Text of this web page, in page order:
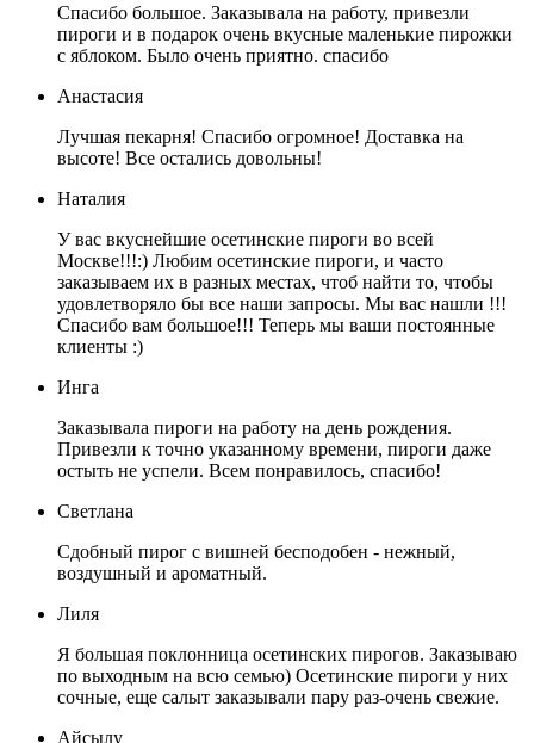
Спасибо большое. Заказывала на работу, привезли
пироги и в подарок очень вкусные маленькие пирожки
с яблоком. Было очень приятно. спасибо
Анастасия
Лучшая пекарня! Спасибо огромное! Доставка на
высоте! Все остались довольны!
Наталия
У вас вкуснейшие осетинские пироги во всей
Москве!!!:) Любим осетинские пироги, и часто
заказываем их в разных местах, чтоб найти то, чтобы
удовлетворяло бы все наши запросы. Мы вас нашли !!!
Спасибо вам большое!!! Теперь мы ваши постоянные
клиенты :)
Инга
Заказывала пироги на работу на день рождения.
Привезли к точно указанному времени, пироги даже
остыть не успели. Всем понравилось, спасибо!
Светлана
Сдобный пирог с вишней бесподобен - нежный,
воздушный и ароматный.
Лиля
Я большая поклонница осетинских пирогов. Заказываю
по выходным на всю семью) Осетинские пироги у них
сочные, еще салыт заказывали пару раз-очень свежие.
Айсылу